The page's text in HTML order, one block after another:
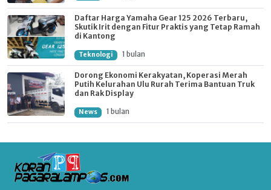
Daftar Harga Yamaha Gear 125 2026 Terbaru,
Skutik Irit dengan Fitur Praktis yang Tetap Ramah
di Kantong
Teknologi 1 bulan
Dorong Ekonomi Kerakyatan, Koperasi Merah
Putih Kelurahan Ulu Rurah Terima Bantuan Truk
dan Rak Display
News 1 bulan